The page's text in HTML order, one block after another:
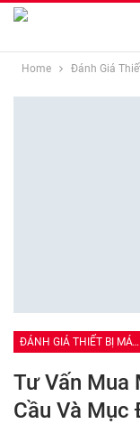
Home Đánh Giá
ĐÁNH GIÁ THIẾT BỊ MÁY ẢNH
Tư Vấn Mua
Cầu Và Mục